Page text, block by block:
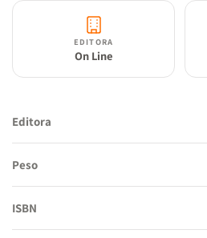
EDITORA
On Line
Editora
Peso
ISBN